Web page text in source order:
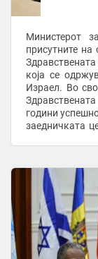
Министерот
присутните
која се
Израел. Во
години
заедничката